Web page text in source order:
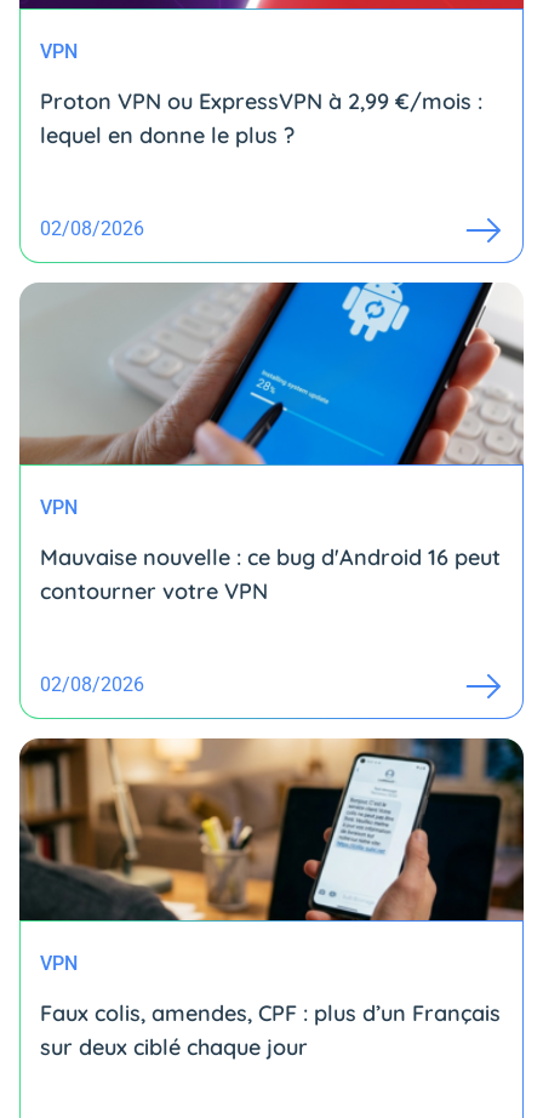
VPN
Proton VPN ou ExpressVPN à 2,99 €/mois :
lequel en donne le plus ?
02/08/2026
VPN
Mauvaise nouvelle : ce bug d'Android 16 peut
contourner votre VPN
02/08/2026
VPN
Faux colis, amendes, CPF : plus d’un Français
sur deux ciblé chaque jour